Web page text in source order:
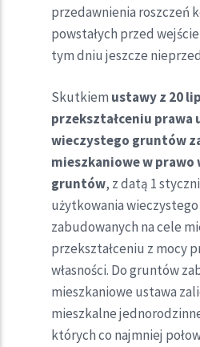
przedawnienia roszczeń
powstałych przed
tym dniu jeszcze
Skutkiem ustawy z 20
przekształceniu prawa
wieczystego gruntów
mieszkaniowe w prawo
gruntów, z datą 1
użytkowania
zabudowanych na cele
przekształceniu z mocy
własności. Do gruntów
mieszkaniowe ustawa
mieszkalne
których co najmniej